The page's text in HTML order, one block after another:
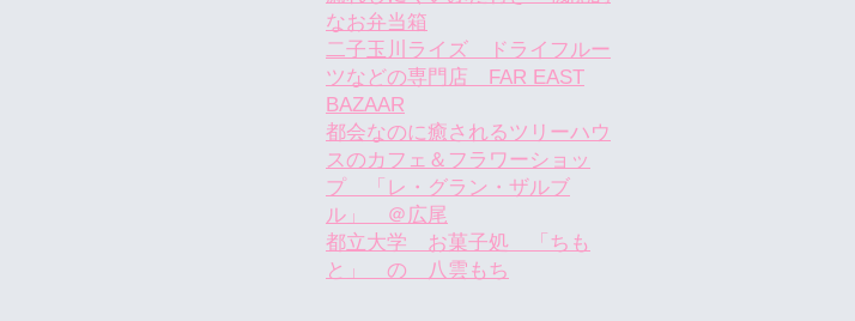
なお弁当箱
二子玉川ライズ ドライフルー
ツなどの専門店 FAR EAST
BAZAAR
都会なのに癒されるツリーハウ
スのカフェ＆フラワーショッ
プ 「レ・グラン・ザルブ
ル」 ＠広尾
都立大学 お菓子処 「ちも
と」 の 八雲もち